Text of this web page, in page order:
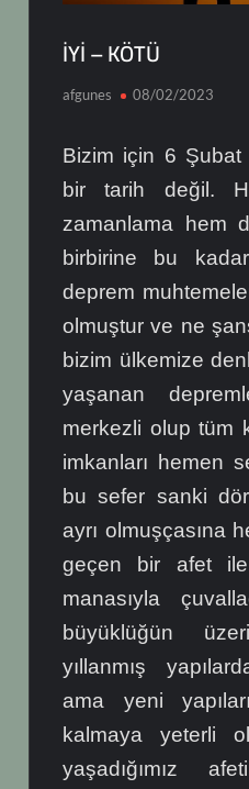
İYİ – KÖTÜ
afgunes 08/02/2023
Bizim için 6 Şubat
bir tarih değil.
zamanlama hem
birbirine bu
deprem
olmuştur ve ne
bizim ülkemize
yaşanan
merkezli olup tüm
imkanları hemen
bu sefer sanki
ayrı olmuşçasına
geçen bir afet ile
manasıyla
büyüklüğün
yıllanmış
ama yeni
kalmaya yeterli
yaşadığımız